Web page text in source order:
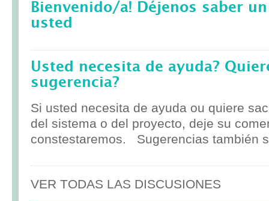
Bienvenido/a! Déjenos saber
usted
Usted necesita de ayuda?
sugerencia?
Si usted necesita de ayuda ou quiere
del sistema o del proyecto, deje su
constestaremos. Sugerencias también
VER TODAS LAS DISCUSIONES